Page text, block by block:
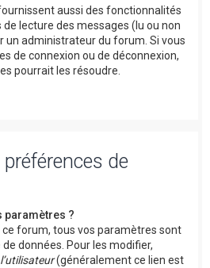
aussi des fonctionnalités
lecture des messages (lu ou non
un administrateur du forum. Si vous
de connexion ou de déconnexion,
pourrait les résoudre.
de
paramètres ?
forum, tous vos paramètres sont
données. Pour les modifier,
(généralement ce lien est